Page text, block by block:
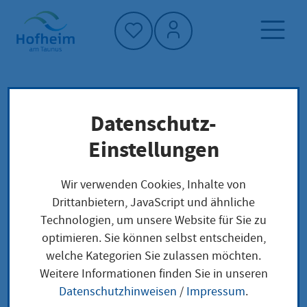
Startseite"
Dienstleistung-Finder
Lokale Anliegen
Erbbaurecht an mehreren Grundstücken oder
an Erbbaurechten eintragen lassen
Erbbaurecht an
mehreren
Datenschutz-
Einstellungen
Wir verwenden Cookies, Inhalte von
Drittanbietern, JavaScript und ähnliche
Technologien, um unsere Website für Sie zu
optimieren. Sie können selbst entscheiden,
welche Kategorien Sie zulassen möchten.
Weitere Informationen finden Sie in unseren
Datenschutzhinweisen / Impressum.